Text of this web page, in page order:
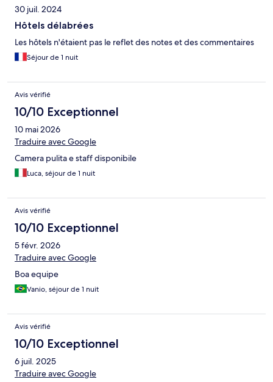
30 juil. 2024
Hôtels délabrées
Les hôtels n'étaient pas le reflet des notes et des commentaires
Séjour de 1 nuit
Avis vérifié
10/10 Exceptionnel
10 mai 2026
Traduire avec Google
Camera pulita e staff disponibile
Luca, séjour de 1 nuit
Avis vérifié
10/10 Exceptionnel
5 févr. 2026
Traduire avec Google
Boa equipe
Vanio, séjour de 1 nuit
Avis vérifié
10/10 Exceptionnel
6 juil. 2025
Traduire avec Google